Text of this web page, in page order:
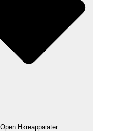
Open Høreapparater